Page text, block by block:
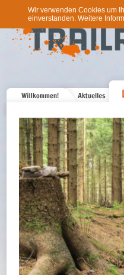
Wir verwenden Cookies um
einverstanden. Weitere